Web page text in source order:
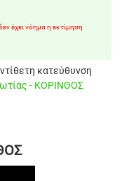
έχει νόημα η εκτίμηση
κατεύθυνση
- ΚΟΡΙΝΘΟΣ